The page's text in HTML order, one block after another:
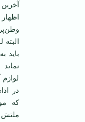
باید
در
که